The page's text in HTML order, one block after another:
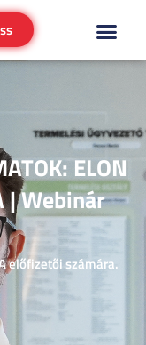
ELON
| Webinár
előfizetői számára.